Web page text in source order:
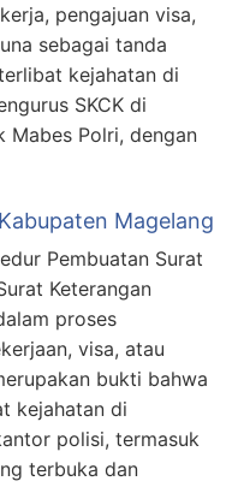
pengajuan visa,
sebagai tanda
kejahatan di
SKCK di
Mabes Polri, dengan
Magelang
Pembuatan Surat
Keterangan
proses
visa, atau
bukti bahwa
kejahatan di
polisi, termasuk
terbuka dan